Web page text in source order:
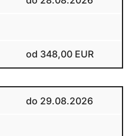
od 348,00 EUR
do 29.08.2026